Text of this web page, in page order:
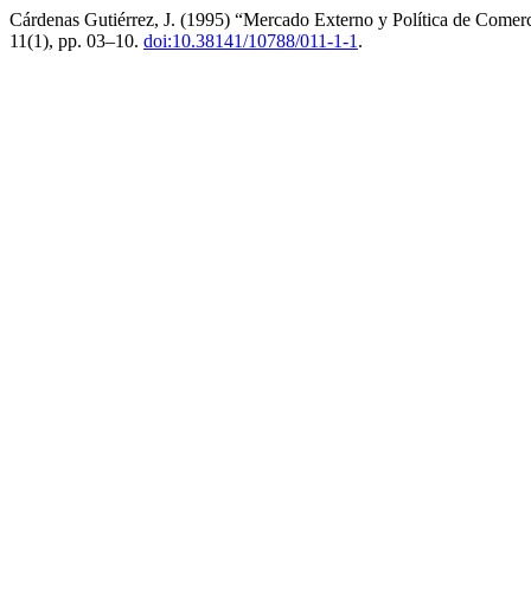
Cárdenas Gutiérrez, J. (1995) “Mercado Externo y Política de
11(1), pp. 03–10. doi:10.38141/10788/011-1-1 .